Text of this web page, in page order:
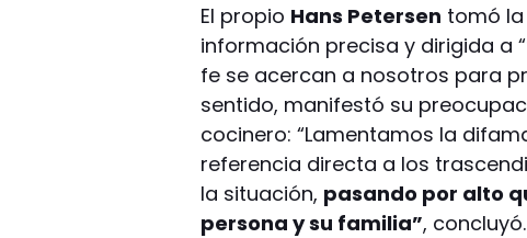
El propio Hans Petersen tomó
información precisa y dirigida a
fe se acercan a nosotros para
sentido, manifestó su
cocinero: “Lamentamos la
referencia directa a los
la situación, pasando por alto
persona y su familia”, concluyó.